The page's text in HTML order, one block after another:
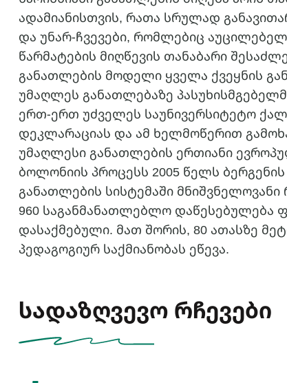
ადამიანისთვის, რათა სრულად
და უნარ-ჩვევები, რომლებიც
წარმატების მიღწევის თანაბარი
განათლების მოდელი ყველა ქვეყნის
უმაღლეს განათლებაზე
ერთ-ერთ უძველეს საუნივერსიტეტო
დეკლარაციას და ამ ხელმოწერით
უმაღლესი განათლების ერთიანი
ბოლონიის პროცესს 2005 წელს
განათლების სისტემაში
960 საგანმანათლებლო დაწესებულება
დასაქმებული. მათ შორის, 80 ათასზე
პედაგოგიურ საქმიანობას ეწევა.
სადაზღვევო რჩევები